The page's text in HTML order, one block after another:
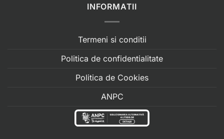
INFORMATII
Termeni si conditii
Politica de confidentialitate
Politica de Cookies
ANPC